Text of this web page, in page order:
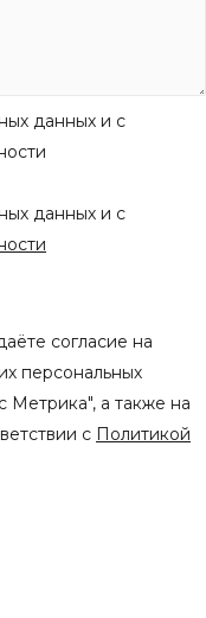
данных и с
данных и с
согласие на
персональных
Метрика", а также на
с Политикой